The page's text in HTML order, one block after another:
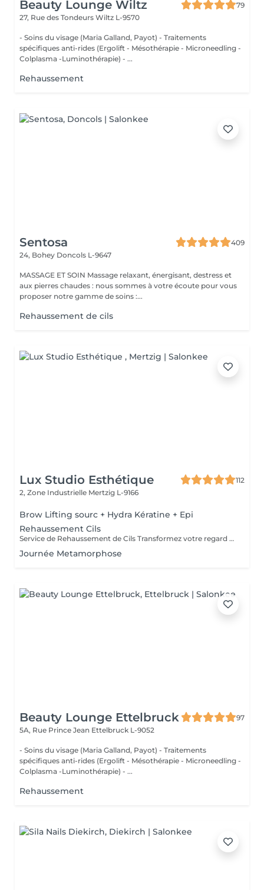
Beauty Lounge Wiltz
79
27, Rue des Tondeurs Wiltz L-9570
- Soins du visage (Maria Galland, Payot) - Traitements
spécifiques anti-rides (Ergolift - Mésothérapie - Microneedling -
Colplasma -Luminothérapie) - ...
Rehaussement
Sentosa
409
24, Bohey Doncols L-9647
MASSAGE ET SOIN Massage relaxant, énergisant, destress et
aux pierres chaudes : nous sommes à votre écoute pour vous
proposer notre gamme de soins :...
Rehaussement de cils
Lux Studio Esthétique
112
2, Zone Industrielle Mertzig L-9166
Brow Lifting sourc + Hydra Kératine + Epi
Rehaussement Cils
Service de Rehaussement de Cils Transformez votre regard avec notre service de rehaussement de cils, disponible avec ou sans teinture. Notre technique avancée inclut : - *Courbure Durable* : Nous sublimons vos cils naturels en leur apportant une courbure élégante et durable. - *Option avec Teinture* : Pour un effet encore plus spectaculaire, ajoutez de la couleur à vos cils, vous libérant ainsi de l'utilisation quotidienne de mascara. - *Hydratation Incluse* : Nos traitements incluent une hydratation profonde, garantissant des cils sains et forts. ### Entretien Pour maintenir l'effet souhaité et éviter d'endommager vos cils, nous recommandons de refaire le traitement toutes les 4 à 6 semaines. Ainsi, vous assurez un regard toujours éblouissant tout en préservant la santé de vos cils. Prenez rendez-vous dès aujourd'hui et sublimez la beauté naturelle de vos yeux !
Journée Metamorphose
Beauty Lounge Ettelbruck
97
5A, Rue Prince Jean Ettelbruck L-9052
- Soins du visage (Maria Galland, Payot) - Traitements
spécifiques anti-rides (Ergolift - Mésothérapie - Microneedling -
Colplasma -Luminothérapie) - ...
Rehaussement